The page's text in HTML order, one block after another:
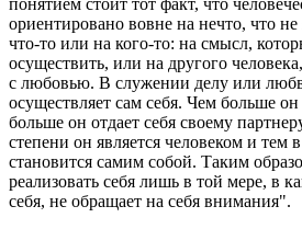
ориентировано вовне на нечто, что
что-то или на кого-то: на смысл,
осуществить, или на другого
с любовью. В служении делу или
осуществляет сам себя. Чем больше он
больше он отдает себя своему
степени он является человеком и тем
становится самим собой. Таким
реализовать себя лишь в той мере, в
себя, не обращает на себя внимания".